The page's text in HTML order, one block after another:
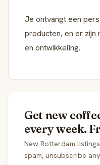
Je ontvangt een
producten, en er zijn
en ontwikkeling.
Get new
every week.
New Rotterdam
spam, unsubscribe